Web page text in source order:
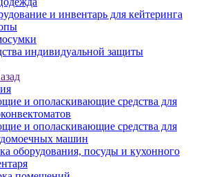
и инвентарь для кейтеринга
индивидуальной защиты
и ополаскивающие средства для
и ополаскивающие средства для
машин
оборудования, посуды и кухонного